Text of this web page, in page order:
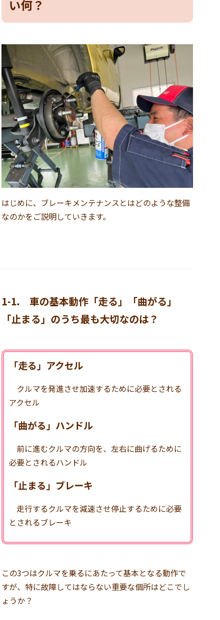
い何？
はじめに、ブレーキメンテナンスとはどのような整備
なのかをご説明していきます。
1-1.車の基本動作 「走る」「曲がる」
「止まる」のうち最も大切なのは？
「走る」アクセル
クルマを発進させ加速するために必要とされる
アクセル
「曲がる」ハンドル
前に進むクルマの方向を、左右に曲げるために
必要とされるハンドル
「止まる」ブレーキ
走行するクルマを減速させ停止するために必要
とされるブレーキ
この3つはクルマを乗るにあたって基本となる動作で
すが、特に故障してはならない重要な個所はどこでし
ょうか？